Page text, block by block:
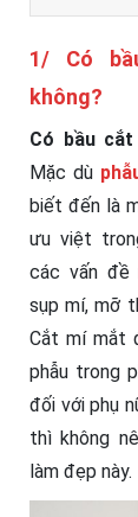
1/ Có
không?
Có bầu
Mặc dù
biết đến là
ưu việt
các vấn đề
sụp mí, mỡ
Cắt mí mắt
phẫu trong
đối với phụ
thì không
làm đẹp này.